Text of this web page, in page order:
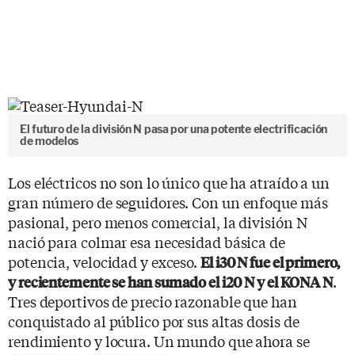
El futuro de la división N pasa por una potente electrificación
de modelos
Los eléctricos no son lo único que ha atraído a un
gran número de seguidores. Con un enfoque más
pasional, pero menos comercial, la división N
nació para colmar esa necesidad básica de
potencia, velocidad y exceso. El i30 N fue el primero,
y recientemente se han sumado el i20 N y el KONA N.
Tres deportivos de precio razonable que han
conquistado al público por sus altas dosis de
rendimiento y locura. Un mundo que ahora se